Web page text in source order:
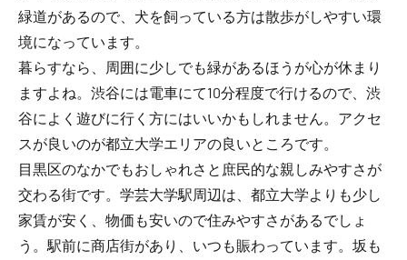
緑道があるので、犬を飼っている方は散歩がしやすい環
境になっています。
暮らすなら、周囲に少しでも緑があるほうが心が休まり
ますよね。渋谷には電車にて10分程度で行けるので、渋
谷によく遊びに行く方にはいいかもしれません。アクセ
スが良いのが都立大学エリアの良いところです。
目黒区のなかでもおしゃれさと庶民的な親しみやすさが
交わる街です。学芸大学駅周辺は、都立大学よりも少し
家賃が安く、物価も安いので住みやすさがあるでしょ
う。駅前に商店街があり、いつも賑わっています。坂も